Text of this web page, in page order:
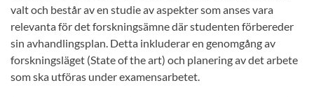
valt och består av en studie av aspekter som anses vara
relevanta för det forskningsämne där studenten förbereder
sin avhandlingsplan. Detta inkluderar en genomgång av
forskningsläget (State of the art) och planering av det arbete
som ska utföras under examensarbetet.